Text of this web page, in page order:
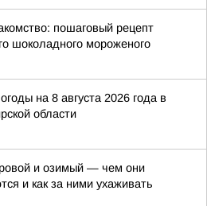
пошаговый рецепт
шоколадного мороженого
на 8 августа 2026 года в
области
и озимый — чем они
и как за ними ухаживать